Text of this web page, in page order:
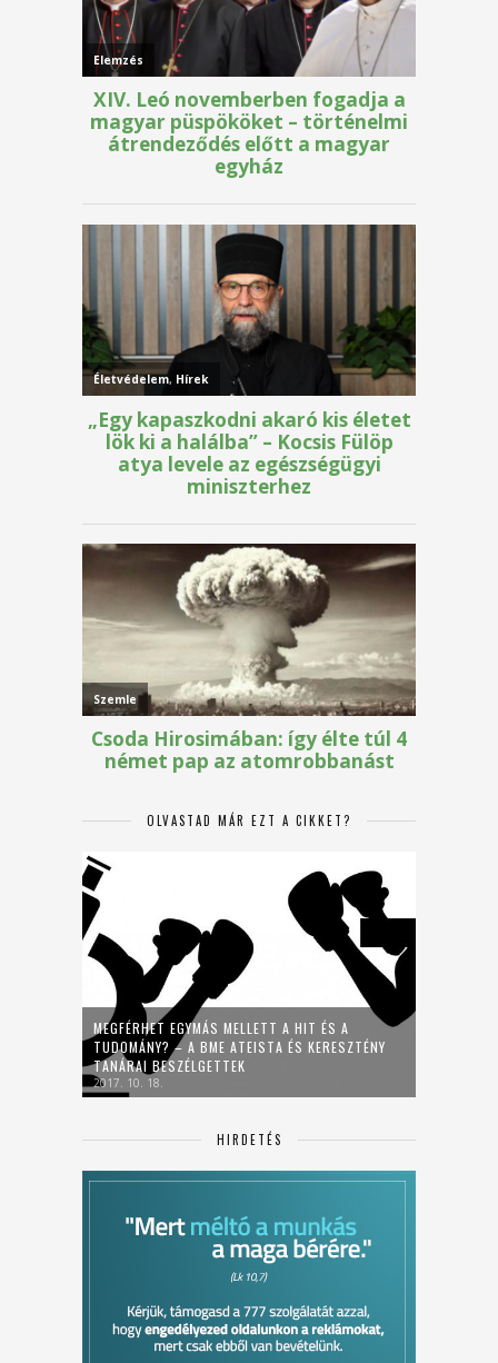
OLVASTAD MÁR EZT A CIKKET?
MEGFÉRHET EGYMÁS MELLETT A HIT ÉS A
TUDOMÁNY? – A BME ATEISTA ÉS KERESZTÉNY
TANÁRAI BESZÉLGETTEK
2017. 10. 18.
HIRDETÉS